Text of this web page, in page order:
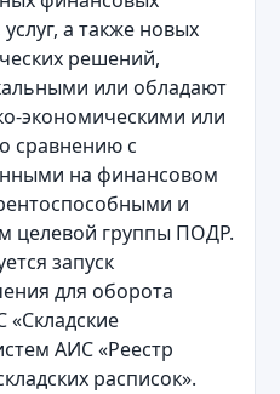
а также новых
решений,
или обладают
экономическими или
сравнению с
на финансовом
и
целевой группы ПОДР.
запуск
для оборота
«Складские
АИС «Реестр
расписок».